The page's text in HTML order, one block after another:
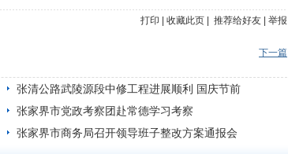
打印 收藏此页 推荐给好友 举报
下一篇
张清公路武陵源段中修工程进展顺利 国庆节前
可完工
张家界市党政考察团赴常德学习考察
张家界市商务局召开领导班子整改方案通报会